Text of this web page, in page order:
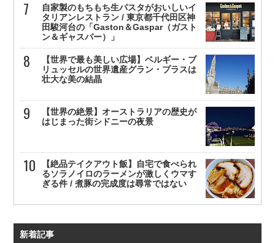
自家製のもちもち生パスタがおいしいイ
タリアンレストラン / 東京都千代田区神
田駿河台の「Gaston＆Gaspar（ガスト
ン＆ギャスパー）」
【世界で最も美しい広場】ベルギー・ブ
リュッセルの世界遺産グラン・プラスは
壮大な美の結晶
【世界の絶景】オーストラリアの歴史が
はじまった街シドニーの夜景
【絶品テイクアウト飯】自宅で食べられ
るソラノイロのラーメンが激しくウマす
ぎる件 / 煮豚の完成度は尋常ではない
新着記事